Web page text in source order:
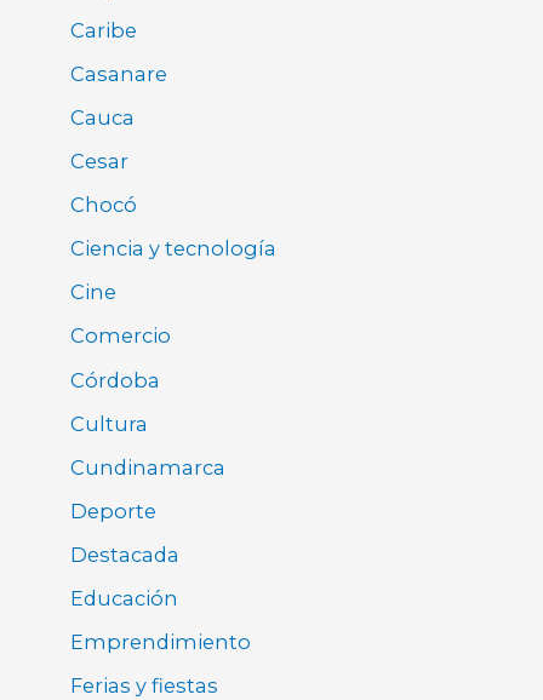
Caribe
Casanare
Cauca
Cesar
Chocó
Ciencia y tecnología
Cine
Comercio
Córdoba
Cultura
Cundinamarca
Deporte
Destacada
Educación
Emprendimiento
Ferias y fiestas